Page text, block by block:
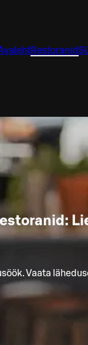
Restoranid
Vaata